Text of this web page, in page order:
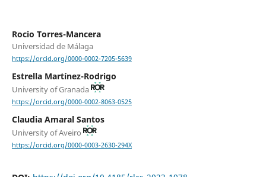
Rocio Torres-Mancera
Universidad de Málaga
https://orcid.org/0000-0002-7205-5639
Estrella Martínez-Rodrigo
University of Granada
https://orcid.org/0000-0002-8063-0525
Claudia Amaral Santos
University of Aveiro
https://orcid.org/0000-0003-2630-294X